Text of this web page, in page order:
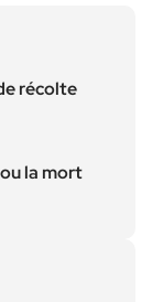
récolte
la mort